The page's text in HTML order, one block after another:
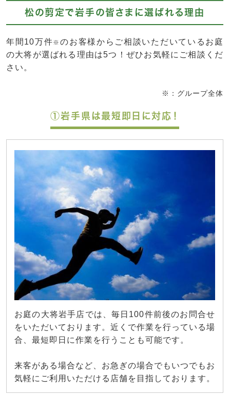
松の剪定で岩手の皆さまに選ばれる理由
年間10万件※のお客様からご相談いただいているお庭
の大将が選ばれる理由は5つ！ぜひお気軽にご相談くだ
さい。
※：グループ全体
①岩手県は最短即日に対応！
お庭の大将岩手店では、毎日100件前後のお問合せ
をいただいております。近くで作業を行っている場
合、最短即日に作業を行うことも可能です。
来客がある場合など、お急ぎの場合でもいつでもお
気軽にご利用いただける店舗を目指しております。